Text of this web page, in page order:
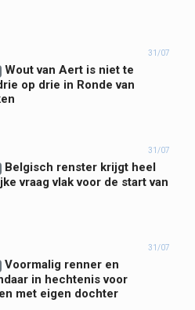
31/07
Wout van Aert is niet te
op drie in Ronde van
31/07
Belgisch renster krijgt heel
vraag vlak voor de start van
31/07
Voormalig renner en
in hechtenis voor
met eigen dochter